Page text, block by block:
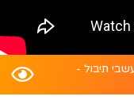
תיבול -